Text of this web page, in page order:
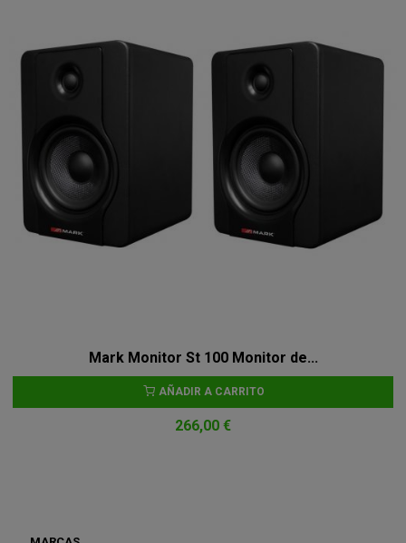
Mark Monitor St 100 Monitor de...
AÑADIR A CARRITO
266,00 €